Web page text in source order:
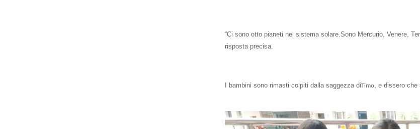
“Ci sono otto pianeti nel sistema solare.Sono Mercurio, Venere,
risposta precisa.
I bambini sono rimasti colpiti dalla saggezza diTimo, e dissero che